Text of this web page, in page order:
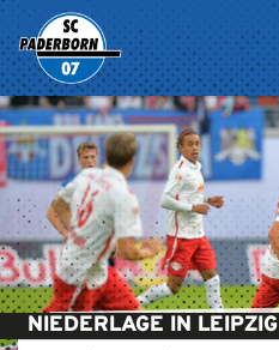
NIEDERLAGE IN LEIPZIG